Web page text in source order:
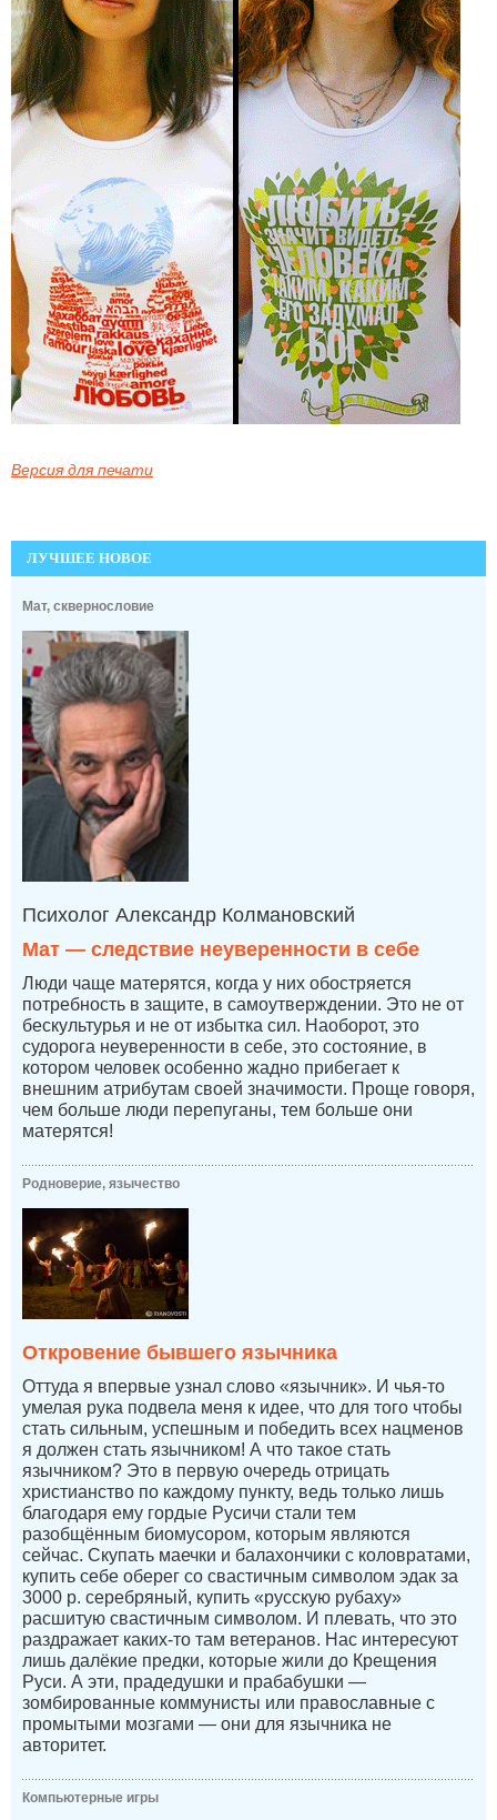
Версия для печати
ЛУЧШЕЕ НОВОЕ
Мат, сквернословие
Психолог Александр Колмановский
Мат — следствие неуверенности в себе
Люди чаще матерятся, когда у них обостряется
потребность в защите, в самоутверждении. Это не от
бескультурья и не от избытка сил. Наоборот, это
судорога неуверенности в себе, это состояние, в
котором человек особенно жадно прибегает к
внешним атрибутам своей значимости. Проще говоря,
чем больше люди перепуганы, тем больше они
матерятся!
Родноверие, язычество
Откровение бывшего язычника
Оттуда я впервые узнал слово «язычник». И чья-то
умелая рука подвела меня к идее, что для того чтобы
стать сильным, успешным и победить всех нацменов
я должен стать язычником! А что такое стать
язычником? Это в первую очередь отрицать
христианство по каждому пункту, ведь только лишь
благодаря ему гордые Русичи стали тем
разобщённым биомусором, которым являются
сейчас. Скупать маечки и балахончики с коловратами,
купить себе оберег со свастичным символом эдак за
3000 р. серебряный, купить «русскую рубаху»
расшитую свастичным символом. И плевать, что это
раздражает каких-то там ветеранов. Нас интересуют
лишь далёкие предки, которые жили до Крещения
Руси. А эти, прадедушки и прабабушки —
зомбированные коммунисты или православные с
промытыми мозгами — они для язычника не
авторитет.
Компьютерные игры